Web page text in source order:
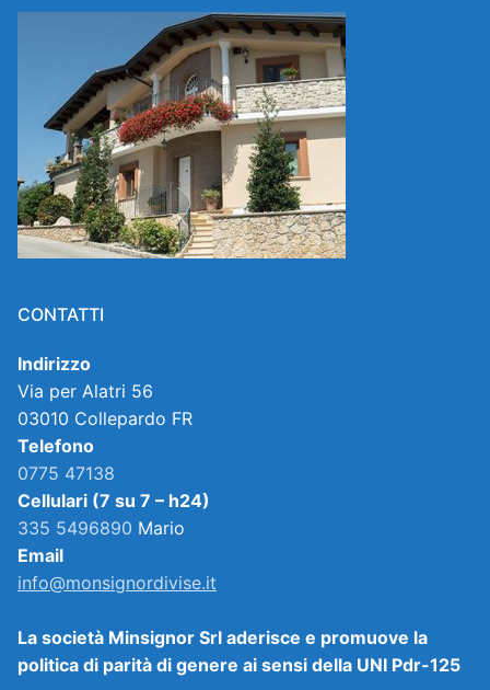
CONTATTI
Indirizzo
Via per Alatri 56
03010 Collepardo FR
Telefono
0775 47138
Cellulari (7 su 7 – h24)
335 5496890 Mario
Email
info@monsignordivise.it
La società Minsignor Srl aderisce e promuove la
politica di parità di genere ai sensi della UNI Pdr-125